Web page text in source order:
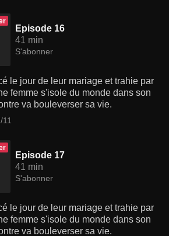
Episode 16
41 min
S'abonner
le jour de leur mariage et trahie par
femme s'isole du monde dans son
va bouleverser sa vie.
11
Episode 17
41 min
S'abonner
le jour de leur mariage et trahie par
femme s'isole du monde dans son
va bouleverser sa vie.